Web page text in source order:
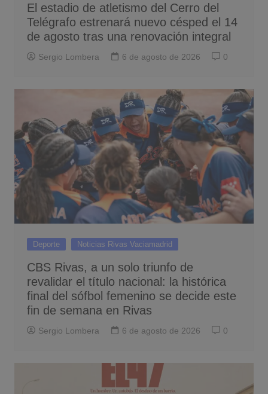
El estadio de atletismo del Cerro del
Telégrafo estrenará nuevo césped el 14
de agosto tras una renovación integral
Sergio Lombera 6 de agosto de 2026 0
Deporte Noticias Rivas Vaciamadrid
CBS Rivas, a un solo triunfo de
revalidar el título nacional: la histórica
final del sófbol femenino se decide este
fin de semana en Rivas
Sergio Lombera 6 de agosto de 2026 0